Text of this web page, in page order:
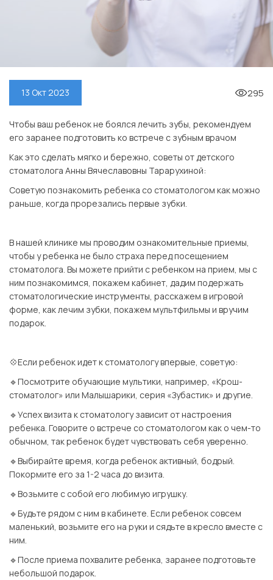
13 Окт 2023 295
Чтобы ваш ребенок не боялся лечить зубы, рекомендуем
его заранее подготовить ко встрече с зубным врачом
Как это сделать мягко и бережно, советы от детского
стоматолога Анны Вячеславовны Тарарухиной:
Советую познакомить ребенка со стоматологом как можно
раньше, когда прорезались первые зубки.
В нашей клинике мы проводим ознакомительные приемы,
чтобы у ребенка не было страха перед посещением
стоматолога. Вы можете прийти с ребенком на прием, мы с
ним познакомимся, покажем кабинет, дадим подержать
стоматологические инструменты, расскажем в игровой
форме, как лечим зубки, покажем мультфильмы и вручим
подарок.
💠Если ребенок идет к стоматологу впервые, советую:
🔹Посмотрите обучающие мультики, например, «Крош-
стоматолог» или Малышарики, серия «Зубастик» и другие.
🔹Успех визита к стоматологу зависит от настроения
ребенка. Говорите о встрече со стоматологом как о чем-то
обычном, так ребенок будет чувствовать себя уверенно.
🔹Выбирайте время, когда ребенок активный, бодрый.
Покормите его за 1-2 часа до визита.
🔹Возьмите с собой его любимую игрушку.
🔹Будьте рядом с ним в кабинете. Если ребенок совсем
маленький, возьмите его на руки и сядьте в кресло вместе с
ним.
🔹После приема похвалите ребенка, заранее подготовьте
небольшой подарок.